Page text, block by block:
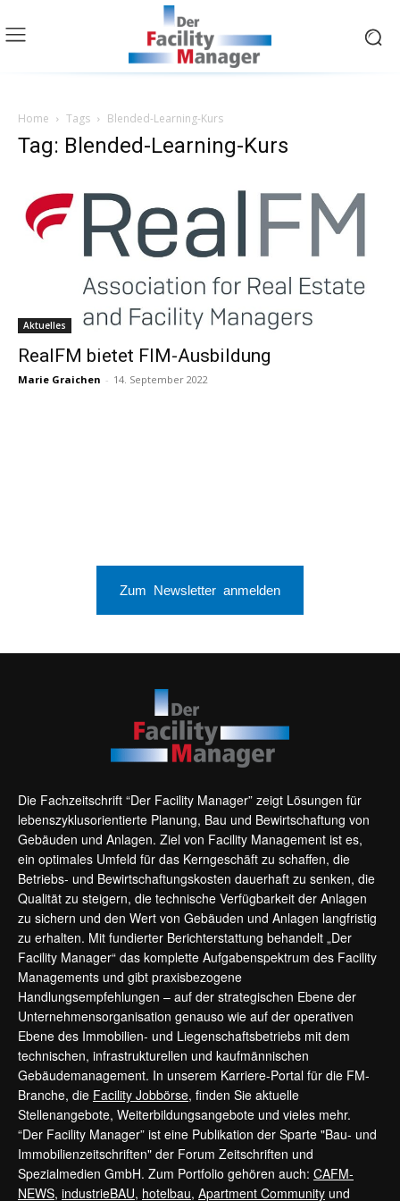
Home Tags Blended-Learning-Kurs
Tag: Blended-Learning-Kurs
Aktuelles
RealFM bietet FIM-Ausbildung
Marie Graichen - 14. September 2022
Zum Newsletter anmelden
Die Fachzeitschrift “Der Facility Manager” zeigt Lösungen für
lebenszyklusorientierte Planung, Bau und Bewirtschaftung von
Gebäuden und Anlagen. Ziel von Facility Management ist es,
ein optimales Umfeld für das Kerngeschäft zu schaffen, die
Betriebs- und Bewirtschaftungskosten dauerhaft zu senken, die
Qualität zu steigern, die technische Verfügbarkeit der Anlagen
zu sichern und den Wert von Gebäuden und Anlagen langfristig
zu erhalten. Mit fundierter Berichterstattung behandelt „Der
Facility Manager“ das komplette Aufgabenspektrum des Facility
Managements und gibt praxisbezogene
Handlungsempfehlungen – auf der strategischen Ebene der
Unternehmensorganisation genauso wie auf der operativen
Ebene des Immobilien- und Liegenschaftsbetriebs mit dem
technischen, infrastrukturellen und kaufmännischen
Gebäudemanagement. In unserem Karriere-Portal für die FM-
Branche, die Facility Jobbörse, finden Sie aktuelle
Stellenangebote, Weiterbildungsangebote und vieles mehr.
“Der Facility Manager” ist eine Publikation der Sparte "Bau- und
Immobilienzeitschriften" der Forum Zeitschriften und
Spezialmedien GmbH. Zum Portfolio gehören auch: CAFM-
NEWS, industrieBAU, hotelbau, Apartment Community und